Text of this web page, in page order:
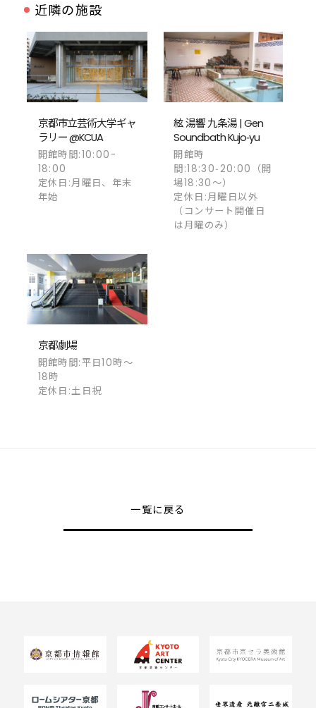
近隣の施設
京都市立芸術大学ギャ
ラリー @KCUA
開館時間:10:00-
18:00
定休日:月曜日、年末
年始
絃 湯響 九条湯 | Gen
Soundbath Kujo‑yu
開館時
間:18:30‑20:00（開
場18:30〜）
定休日:月曜日以外
（コンサート開催日
は月曜のみ）
京都劇場
開館時間:平日10時～
18時
定休日:土日祝
一覧に戻る